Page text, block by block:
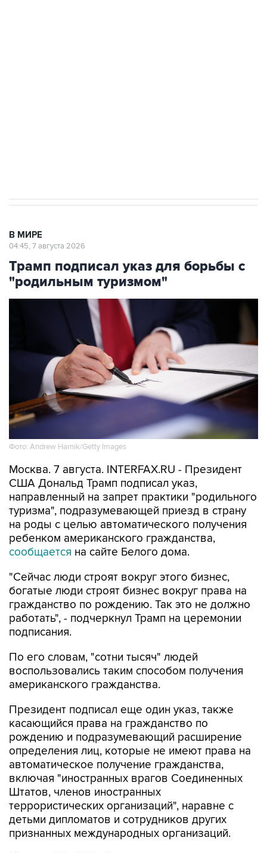
Трамп подписал указ для борьбы с
"родильным туризмом"
Фото: Andrew Harnik/Getty Images
Москва. 7 августа. INTERFAX.RU - Президент
направленный на запрет практики "родильного
туризма", подразумевающей приезд в страну
на роды с целью автоматического получения
ребенком американского гражданства,
сообщаетсяна сайте Белого дома.
"Сейчас люди строят вокруг этого бизнес,
гражданство по рождению. Так это не должно
работать", - подчеркнул Трамп на церемонии
подписания.
По его словам, "сотни тысяч" людей
американского гражданства.
Президент подписал еще один указ, также
рождению и подразумевающий расширение
определения лиц, которые не имеют права на
автоматическое получение гражданства,
включая "иностранных врагов Соединенных
Штатов, членов иностранных
террористических организаций", наравне с
детьми дипломатов и сотрудников других
признанных международных организаций.
Издание The Hillобращает внимание, что эти